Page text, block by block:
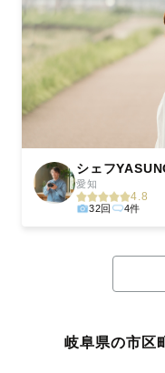
シェフ
愛知
4.8
32回 4件
岐阜県の市区